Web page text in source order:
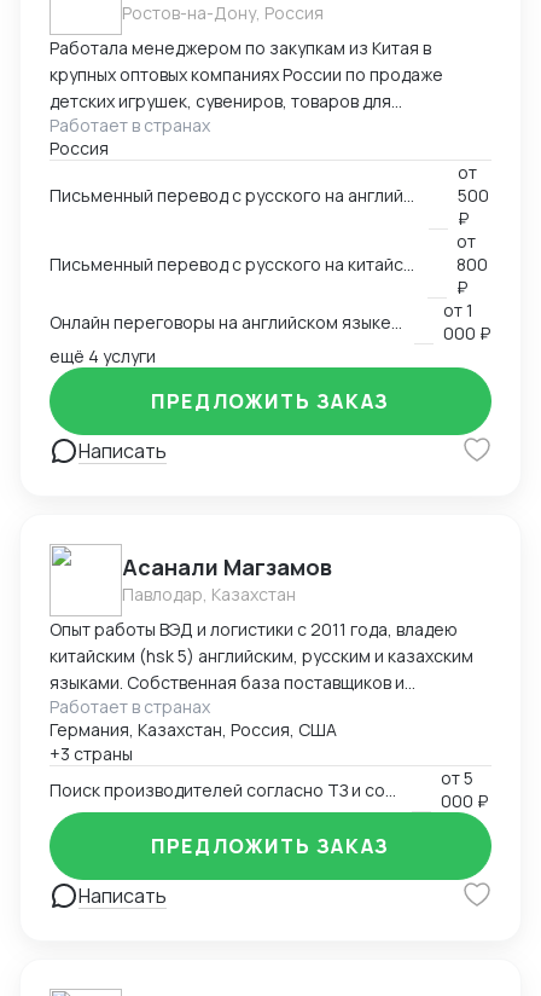
Ростов-на-Дону, Россия
Работала менеджером по закупкам из Китая в
крупных оптовых компаниях России по продаже
детских игрушек, сувениров, товаров для
праздников,подарочной упаковки, садовой мебели и
других категорий более 8 лет. Знаю все стадии
сравнение, отбор выгодных условий -проведение
переговоров с поставщиками (английский язык B2,
китайский язык B1), -работа с дизайнерами по
заказа в Китае (оформление контракта, приложения
на оплату), -доставка и проверка образов из Китая,
-инспекции (онлайн и оффлайн), -организация
доставки товара из Китая (карго и "в белую"),
-оформление таможенных документов (инвойс,
упаковочный,спецификация), -планирование
поставщиками), -сопровождение в командировках в
качестве переводчика
Работает в странах
Россия
Письменный перевод с русского на английский язык и наоборот на любую заданную тему
от
500
₽
Письменный перевод с русского на китайский язык и наоборот на любую заданную тему
от
800
₽
от1
000 ₽
ещё 4 услуги
Написать
ПРЕДЛОЖИТЬ ЗАКАЗ
Асанали Магзамов
Павлодар, Казахстан
Опыт работы ВЭД и логистики с 2011 года, владею
китайским (hsk 5) английским, русским и казахским
языками. Собственная база поставщиков и
инспекторов для контроля качества. Опыт ведения
переговоров для получения оптимальных условий.
Работает в странах
Германия, Казахстан, Россия, США
+3 страны
от5
000 ₽
Написать
ПРЕДЛОЖИТЬ ЗАКАЗ